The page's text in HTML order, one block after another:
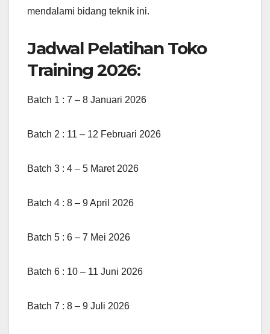
mendalami bidang teknik ini.
Jadwal Pelatihan Toko
Training 2026:
Batch 1 : 7 – 8 Januari 2026
Batch 2 : 11 – 12 Februari 2026
Batch 3 : 4 – 5 Maret 2026
Batch 4 : 8 – 9 April 2026
Batch 5 : 6 – 7 Mei 2026
Batch 6 : 10 – 11 Juni 2026
Batch 7 : 8 – 9 Juli 2026